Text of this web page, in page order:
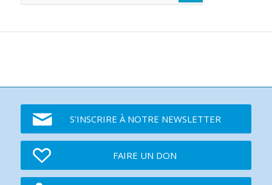
S'INSCRIRE À NOTRE NEWSLETTER
FAIRE UN DON